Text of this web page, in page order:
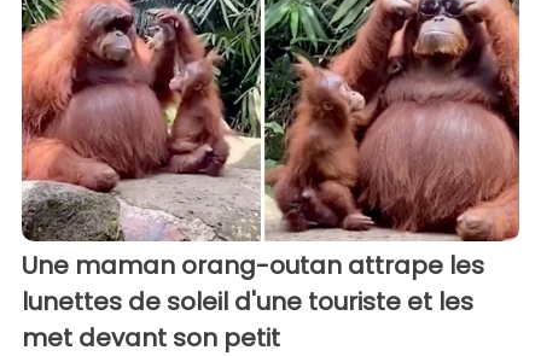
Une maman orang-outan attrape les
lunettes de soleil d'une touriste et les
met devant son petit